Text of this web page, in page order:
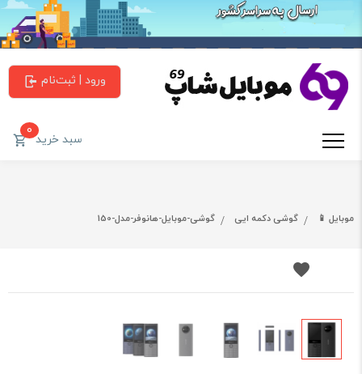
ورود | ثبت‌نام
سبد خرید0
موبایل 📱 گوشی دکمه ایی گوشی-موبایل-هانوفر-مدل-150